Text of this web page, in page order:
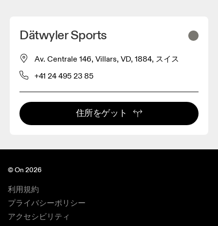
Dätwyler Sports
Av. Centrale 146, Villars, VD, 1884, スイス
+41 24 495 23 85
住所をゲット
© On 2026
利用規約
プライバシーポリシー
アクセシビリティ